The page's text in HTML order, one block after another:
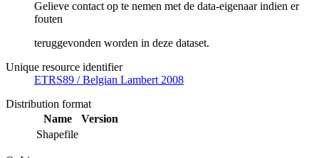
Gelieve contact op te nemen met de data-eigenaar indien er
fouten
teruggevonden worden in deze dataset.
Unique resource identifier
ETRS89 / Belgian Lambert 2008
Distribution format
Name
Version
Shapefile